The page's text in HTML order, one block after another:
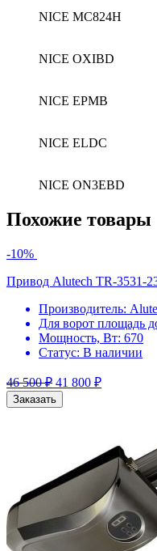
NICE MC824H
NICE OXIBD
NICE EPMB
NICE ELDC
NICE ON3EBD
Похожие товары
-10%
Привод Alutech TR-3531-
Производитель:
Для ворот площадь
Мощность, Вт: 670
Статус: В наличии
46 500₽ 41 800 ₽
Заказать